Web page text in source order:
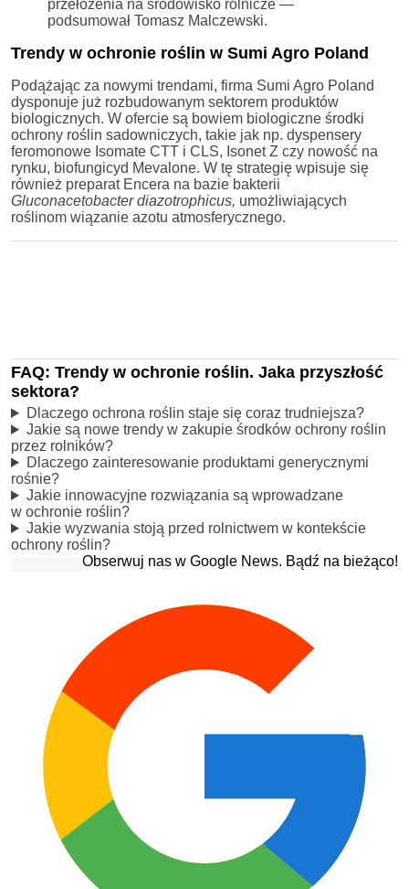
przełożenia na środowisko rolnicze —
podsumował Tomasz Malczewski.
Trendy w ochronie roślin w Sumi Agro Poland
Podążając za nowymi trendami, firma Sumi Agro Poland
dysponuje już rozbudowanym sektorem produktów
biologicznych. W ofercie są bowiem biologiczne środki
ochrony roślin sadowniczych, takie jak np. dyspensery
feromonowe Isomate CTT i CLS, Isonet Z czy nowość na
rynku, biofungicyd Mevalone. W tę strategię wpisuje się
również preparat Encera na bazie bakterii
Gluconacetobacter diazotrophicus, umożliwiających
roślinom wiązanie azotu atmosferycznego.
FAQ: Trendy w ochronie roślin. Jaka przyszłość
sektora?
Dlaczego ochrona roślin staje się coraz trudniejsza?
Jakie są nowe trendy w zakupie środków ochrony roślin
przez rolników?
Dlaczego zainteresowanie produktami generycznymi
rośnie?
Jakie innowacyjne rozwiązania są wprowadzane
w ochronie roślin?
Jakie wyzwania stoją przed rolnictwem w kontekście
ochrony roślin?
Obserwuj nas w Google News. Bądź na bieżąco!